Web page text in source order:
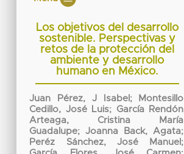
Los objetivos del desarrollo
sostenible. Perspectivas y
retos de la protección del
ambiente y desarrollo
humano en México.
Juan Pérez, J Isabel ;
Montesillo
Cedillo, José Luis; García Rendón
Arteaga, Cristina María
Guadalupe;Joanna Back, Agata;
Peréz Sánchez, José Manuel ;